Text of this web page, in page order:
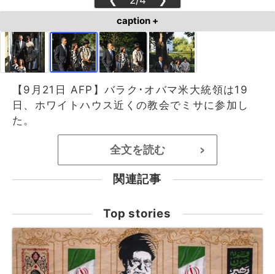
caption +
【9月21日 AFP】バラク･オバマ米大統領は19
日、ホワイトハウス近くの教会でミサに参加し
た。
全文を読む >
関連記事
Top stories